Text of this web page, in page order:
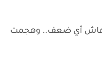
أي ضعف.. وهجمت